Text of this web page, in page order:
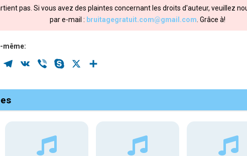
pas. Si vous avez des plaintes concernant les droits d'auteur, veuillez
par e-mail : bruitagegratuit.com@gmail.com . Grâce à!
même:
LinkedInTelegram
VK Viber Skype